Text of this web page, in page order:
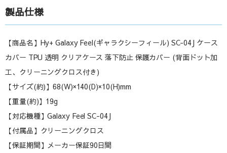
製品仕様
【商品名】Hy+ Galaxy Feel(ギャラクシーフィール) SC-04J ケース
カバー TPU 透明 クリアケース 落下防止 保護カバー (背面ドット加
工、クリーニングクロス付き)
【サイズ(約)】68(W)×140(D)×10(H)mm
【重量(約)】19g
【対応機種】Galaxy Feel SC-04J
【付属品】クリーニングクロス
【保証期間】メーカー保証90日間